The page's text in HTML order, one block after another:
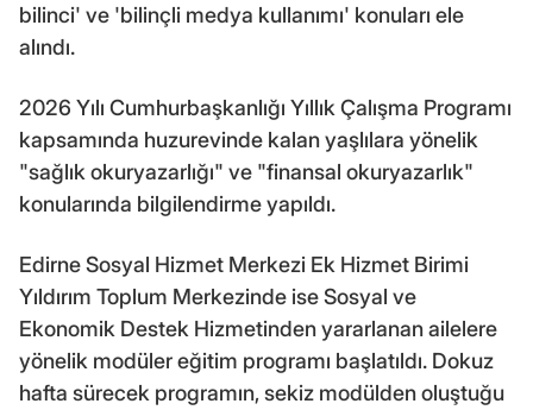
bilinci' ve 'bilinçli medya kullanımı' konuları ele
alındı.
2026 Yılı Cumhurbaşkanlığı Yıllık Çalışma Programı
kapsamında huzurevinde kalan yaşlılara yönelik
"sağlık okuryazarlığı" ve "finansal okuryazarlık"
konularında bilgilendirme yapıldı.
Edirne Sosyal Hizmet Merkezi Ek Hizmet Birimi
Yıldırım Toplum Merkezinde ise Sosyal ve
Ekonomik Destek Hizmetinden yararlanan ailelere
yönelik modüler eğitim programı başlatıldı. Dokuz
hafta sürecek programın, sekiz modülden oluştuğu